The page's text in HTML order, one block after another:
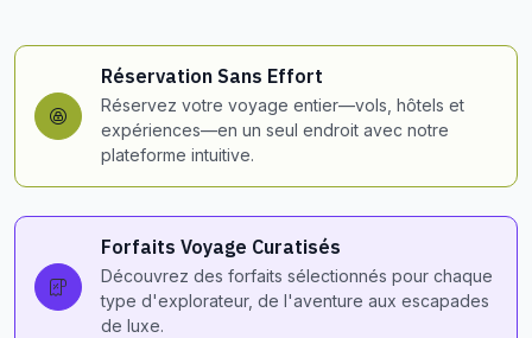
Réservation Sans Effort
Réservez votre voyage entier—vols, hôtels et
expériences—en un seul endroit avec notre
plateforme intuitive.
Forfaits Voyage Curatisés
Découvrez des forfaits sélectionnés pour chaque
type d'explorateur, de l'aventure aux escapades
de luxe.